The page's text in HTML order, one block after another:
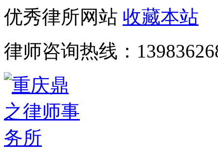
优秀律所网站 收藏本站
律师咨询热线：